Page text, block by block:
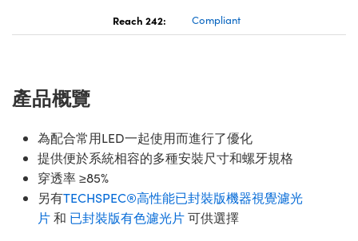
Reach 242: Compliant
產品概覽
為配合常用LED一起使用而進行了優化
提供便於系統相容的多種安裝尺寸和螺牙規格
穿透率 ≥85%
另有TECHSPEC®高性能已封裝版機器視覺濾光
片和 已封裝版有色濾光片可供選擇